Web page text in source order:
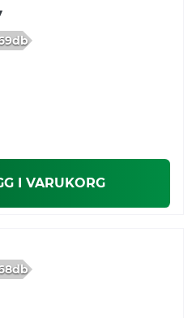
I VARUKORG